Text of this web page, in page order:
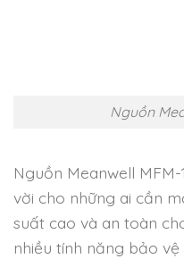
Nguồn
Nguồn Meanwell
vời cho những ai cần
suất cao và an toàn
nhiều tính năng bảo